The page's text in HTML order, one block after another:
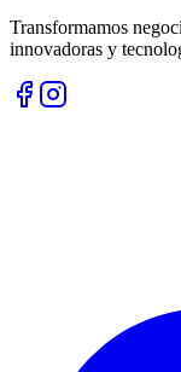
Transformamos
innovadoras y